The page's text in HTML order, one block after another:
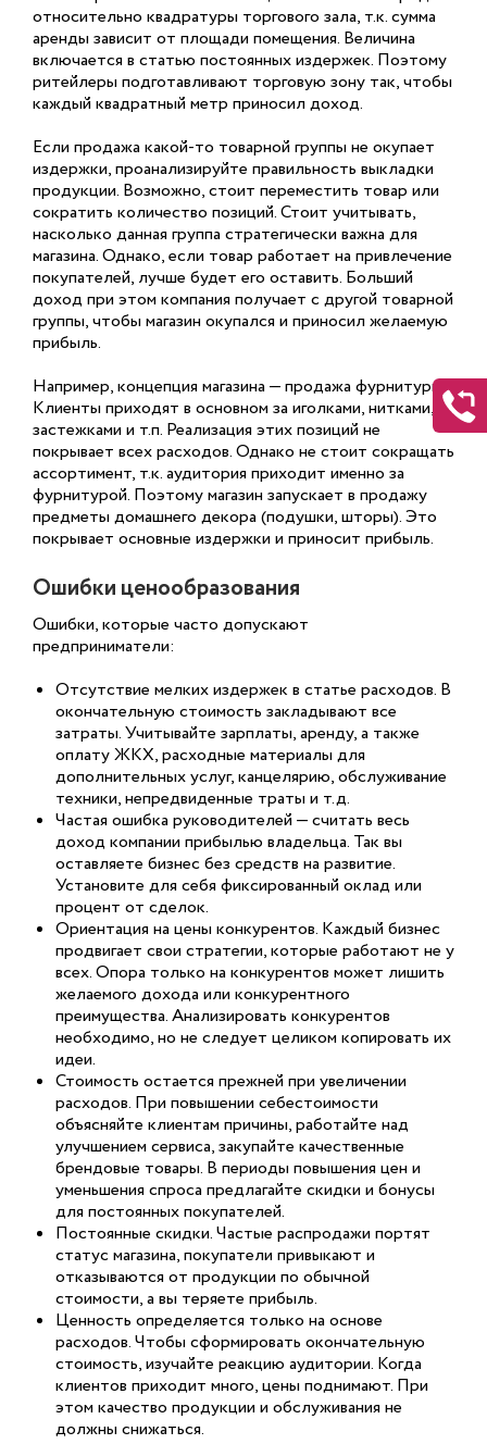
относительно квадратуры торгового зала, т.к. сумма
аренды зависит от площади помещения. Величина
включается в статью постоянных издержек. Поэтому
ритейлеры подготавливают торговую зону так, чтобы
каждый квадратный метр приносил доход.
Если продажа какой-то товарной группы не окупает
издержки, проанализируйте правильность выкладки
продукции. Возможно, стоит переместить товар или
сократить количество позиций. Стоит учитывать,
насколько данная группа стратегически важна для
магазина. Однако, если товар работает на привлечение
покупателей, лучше будет его оставить. Больший
доход при этом компания получает с другой товарной
группы, чтобы магазин окупался и приносил желаемую
прибыль.
Например, концепция магазина — продажа фурнитуры.
Клиенты приходят в основном за иголками, нитками,
застежками и т.п. Реализация этих позиций не
покрывает всех расходов. Однако не стоит сокращать
ассортимент, т.к. аудитория приходит именно за
фурнитурой. Поэтому магазин запускает в продажу
предметы домашнего декора (подушки, шторы). Это
покрывает основные издержки и приносит прибыль.
Ошибки ценообразования
Ошибки, которые часто допускают
предприниматели:
Отсутствие мелких издержек в статье расходов. В
окончательную стоимость закладывают все
затраты. Учитывайте зарплаты, аренду, а также
оплату ЖКХ, расходные материалы для
дополнительных услуг, канцелярию, обслуживание
техники, непредвиденные траты и т.д.
Частая ошибка руководителей — считать весь
доход компании прибылью владельца. Так вы
оставляете бизнес без средств на развитие.
Установите для себя фиксированный оклад или
процент от сделок.
Ориентация на цены конкурентов. Каждый бизнес
продвигает свои стратегии, которые работают не у
всех. Опора только на конкурентов может лишить
желаемого дохода или конкурентного
преимущества. Анализировать конкурентов
необходимо, но не следует целиком копировать их
идеи.
Стоимость остается прежней при увеличении
расходов. При повышении себестоимости
объясняйте клиентам причины, работайте над
улучшением сервиса, закупайте качественные
брендовые товары. В периоды повышения цен и
уменьшения спроса предлагайте скидки и бонусы
для постоянных покупателей.
Постоянные скидки. Частые распродажи портят
статус магазина, покупатели привыкают и
отказываются от продукции по обычной
стоимости, а вы теряете прибыль.
Ценность определяется только на основе
расходов. Чтобы сформировать окончательную
стоимость, изучайте реакцию аудитории. Когда
клиентов приходит много, цены поднимают. При
этом качество продукции и обслуживания не
должны снижаться.